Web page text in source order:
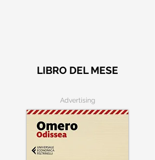
LIBRO DEL MESE
Advertising